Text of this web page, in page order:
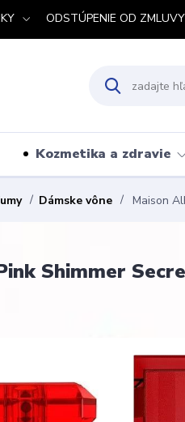
ODSTÚPENIE OD
Kozmetika a zdravie
Dámske vône Maison
Shimmer